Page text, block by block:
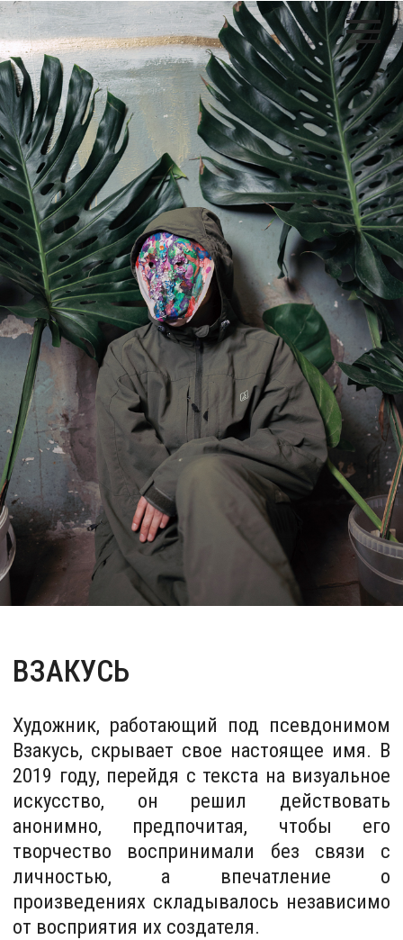
ВЗАКУСЬ
Художник, работающий под псевдонимом
Взакусь, скрывает свое настоящее имя. В
2019 году, перейдя с текста на визуальное
искусство, он решил действовать
анонимно, предпочитая, чтобы его
творчество воспринимали без связи с
от восприятия их создателя.
познакомиться с искусством Взакусь, —
фестиваль арт-антропологии
Depressed_Fest 2020 года, где художник
показал цифровые коллажи из серии
«Потерянное детство». В 2021-м в
андеграундном арт-баре «Кочегарня»
прошла первая персональная выставка под
названием «Без закуси». Вторая выставка
«Выть» состоялась на природе в деревне
Заварзино. Художник принимал участие в
двух фестивалях уличного искусства Street
Vision, паблик-арт-фестивале «мУкА.
Склады искусства» и Лаборатории «PubLab